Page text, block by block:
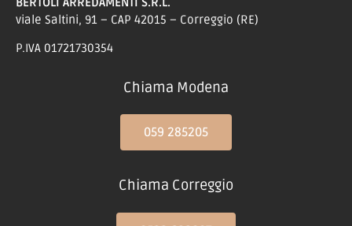
viale Saltini, 91 – CAP 42015 – Correggio (RE)
P.IVA 01721730354
Chiama Modena
059 285205
Chiama Correggio